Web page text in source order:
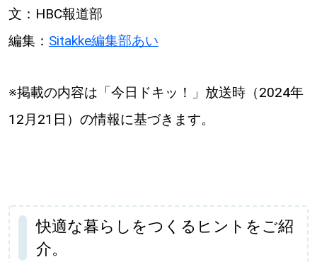
北海道で暮らす、あなたとつくる、
明日への”きっかけ”WEBマガジン
運営会社 広告掲載
情報提供・お問い合わせ
文：HBC報道部
編集： Sitakke編集部あい
※掲載の内容は「今日ドキッ！」放送時（2024年
12月21日）の情報に基づきます。
快適な暮らしをつくるヒントをご紹
介。